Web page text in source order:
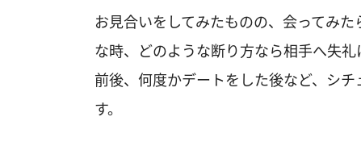
お見合いをしてみたものの、会ってみ
な時、どのような断り方なら相手へ失
前後、何度かデートをした後など、シ
す。